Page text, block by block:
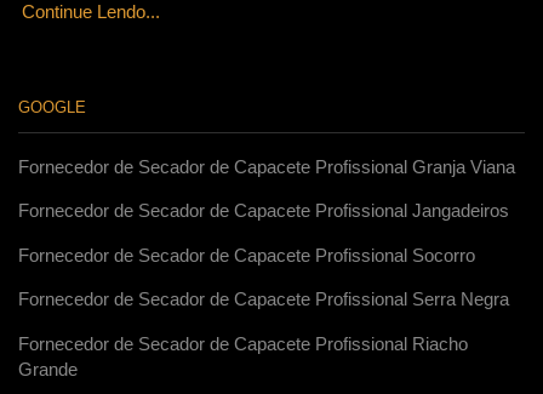
Continue Lendo...
GOOGLE
Fornecedor de Secador de Capacete Profissional Granja Viana
Fornecedor de Secador de Capacete Profissional Jangadeiros
Fornecedor de Secador de Capacete Profissional Socorro
Fornecedor de Secador de Capacete Profissional Serra Negra
Fornecedor de Secador de Capacete Profissional Riacho
Grande